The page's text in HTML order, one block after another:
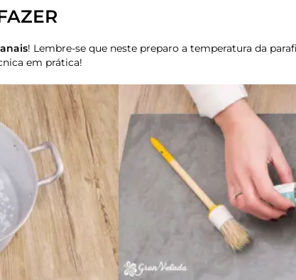
! Lembre-se que neste preparo a temperatura da
em prática!